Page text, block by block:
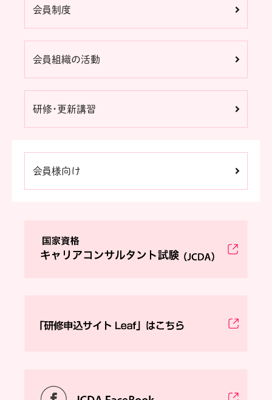
会員制度
会員組織の活動
研修・更新講習
会員様向け